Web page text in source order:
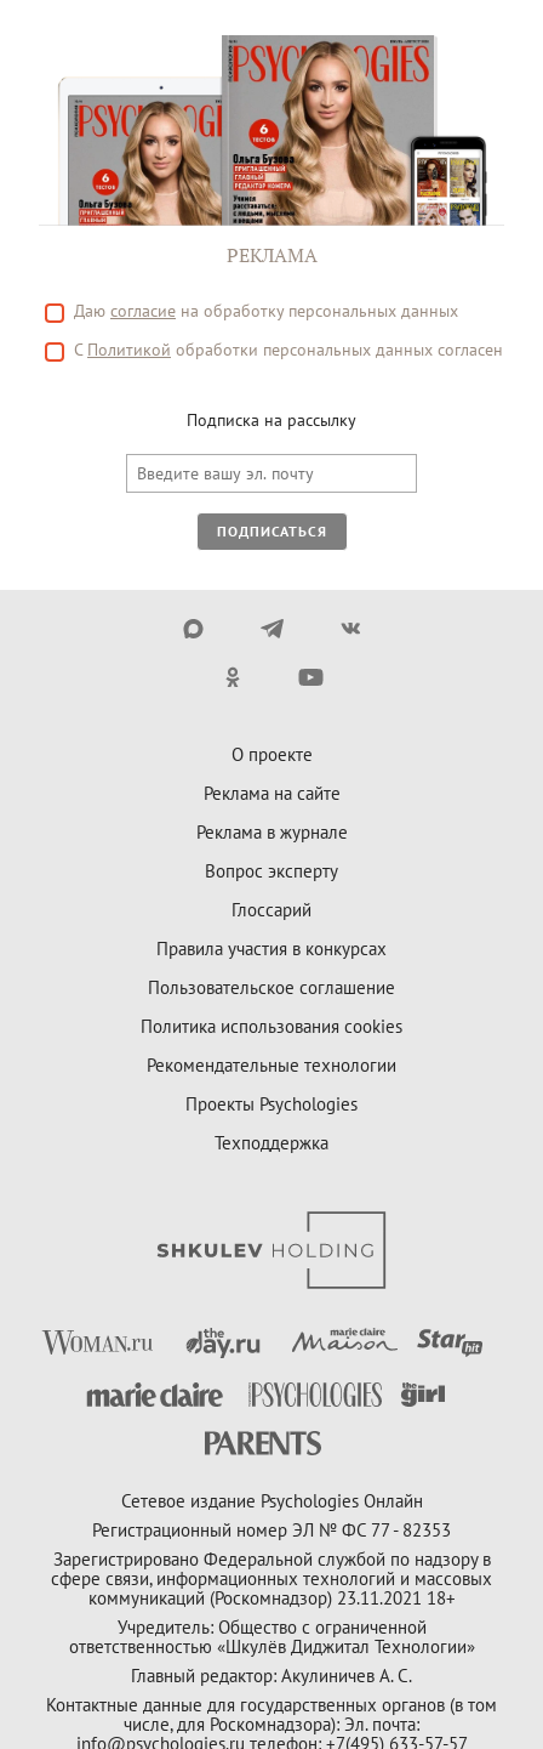
РЕКЛАМА
Даю согласие на обработку персональных данных
С Политикой обработки персональных данных согласен
Подписка на рассылку
ПОДПИСАТЬСЯ
О проекте
Реклама на сайте
Реклама в журнале
Вопрос эксперту
Глоссарий
Правила участия в конкурсах
Пользовательское соглашение
Политика использования cookies
Рекомендательные технологии
Проекты Psychologies
Техподдержка
Сетевое издание Psychologies Онлайн
Регистрационный номер ЭЛ № ФС 77 - 82353
Зарегистрировано Федеральной службой по надзору в
сфере связи, информационных технологий и массовых
коммуникаций (Роскомнадзор) 23.11.2021 18+
Учредитель: Общество с ограниченной
ответственностью «Шкулёв Диджитал Технологии»
Главный редактор: Акулиничев А. С.
Контактные данные для государственных органов (в том
числе, для Роскомнадзора): Эл. почта:
info@psychologies.ru телефон: +7(495) 633-57-57